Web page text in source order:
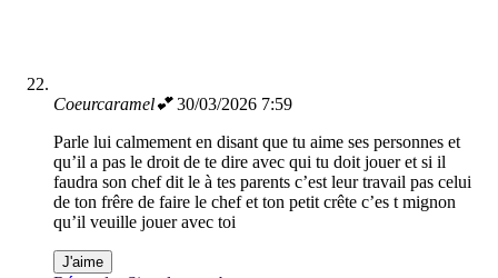
Coeurcaramel💕 30/03/2026 7:59
Parle lui calmement en disant que tu aime ses personnes et
qu’il a pas le droit de te dire avec qui tu doit jouer et si il
faudra son chef dit le à tes parents c’est leur travail pas celui
de ton frêre de faire le chef et ton petit crête c’es t mignon
qu’il veuille jouer avec toi
J'aime